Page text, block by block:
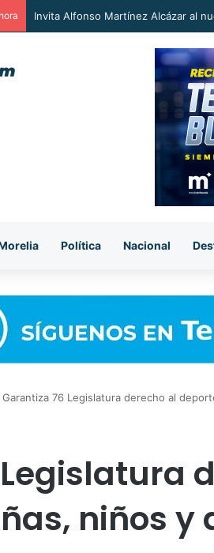
Vinculan a proceso al «R1» por
Política Nacional
Garantiza 76 Legislatura derecho al
niños y